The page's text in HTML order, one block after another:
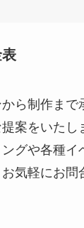
ら制作まで
案をいたし
グや各種イ
気軽にお問